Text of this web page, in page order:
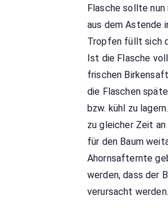
Flasche sollte
aus dem Astende
Tropfen füllt sich
Ist die Flasche
frischen
die Flaschen
bzw. kühl zu
zu gleicher Zeit
für den Baum
Ahornsafternte
werden, dass der
verursacht werden.